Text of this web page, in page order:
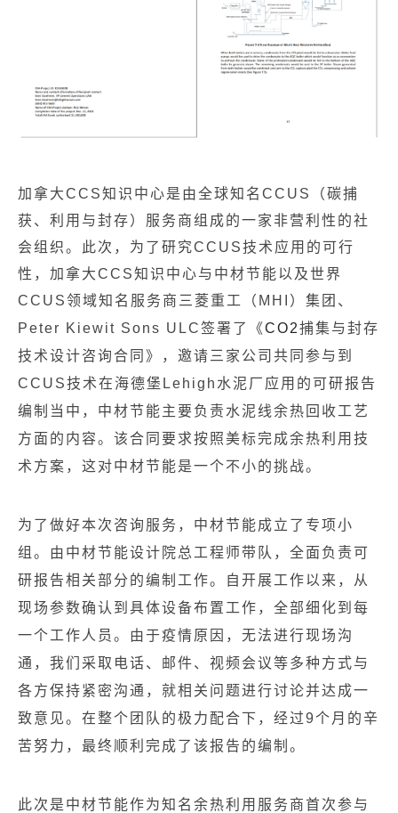
加拿大CCS知识中心是由全球知名CCUS（碳捕
获、利用与封存）服务商组成的一家非营利性的社
会组织。此次，为了研究CCUS技术应用的可行
性，加拿大CCS知识中心与中材节能以及世界
CCUS领域知名服务商三菱重工（MHI）集团、
Peter Kiewit Sons ULC签署了《CO2捕集与封存
技术设计咨询合同》，邀请三家公司共同参与到
CCUS技术在海德堡Lehigh水泥厂应用的可研报告
编制当中，中材节能主要负责水泥线余热回收工艺
方面的内容。该合同要求按照美标完成余热利用技
术方案，这对中材节能是一个不小的挑战。
为了做好本次咨询服务，中材节能成立了专项小
组。 由中材节能设计院总工程师带队，全面负责可
研报告相关部分的编制工作。
自开展工作以来，从
现场参数确认到具体设备布置工作，全部细化到每
一个工作人员。 由于疫情原因，无法进行现场沟
通，我们采取电话、邮件、视频会议等多种方式与
各方保持紧密沟通，就相关问题进行讨论并达成一
致意见。 在整个团队的极力配合下，经过9个月的辛
苦努力，最终顺利完成了该报告的编制。
此次是中材节能作为知名余热利用服务商首次参与